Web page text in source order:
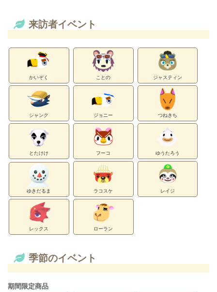
来訪者イベント
かいぞく ことの ジャスティン
シャンク ジョニー つねきち
とたけけ フーコ ゆうたろう
ゆきだるま ラコスケ レイジ
レックス ローラン
季節のイベント
期間限定商品